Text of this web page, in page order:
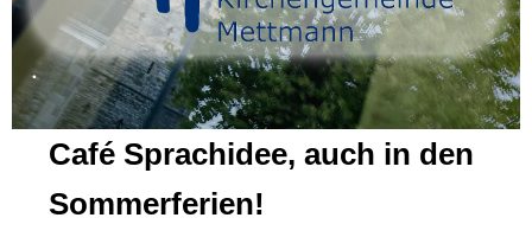
.
Café Sprachidee, auch in den
Sommerferien!